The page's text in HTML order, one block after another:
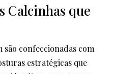
Calcinhas que
são confeccionadas com
estratégicas que